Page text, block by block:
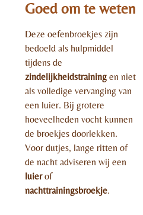
Goed om te weten
Deze oefenbroekjes zijn
bedoeld als hulpmiddel
tijdens de
zindelijkheidstraining en niet
als volledige vervanging van
een luier. Bij grotere
hoeveelheden vocht kunnen
de broekjes doorlekken.
Voor dutjes, lange ritten of
de nacht adviseren wij een
luierof
nachttrainingsbroekje.